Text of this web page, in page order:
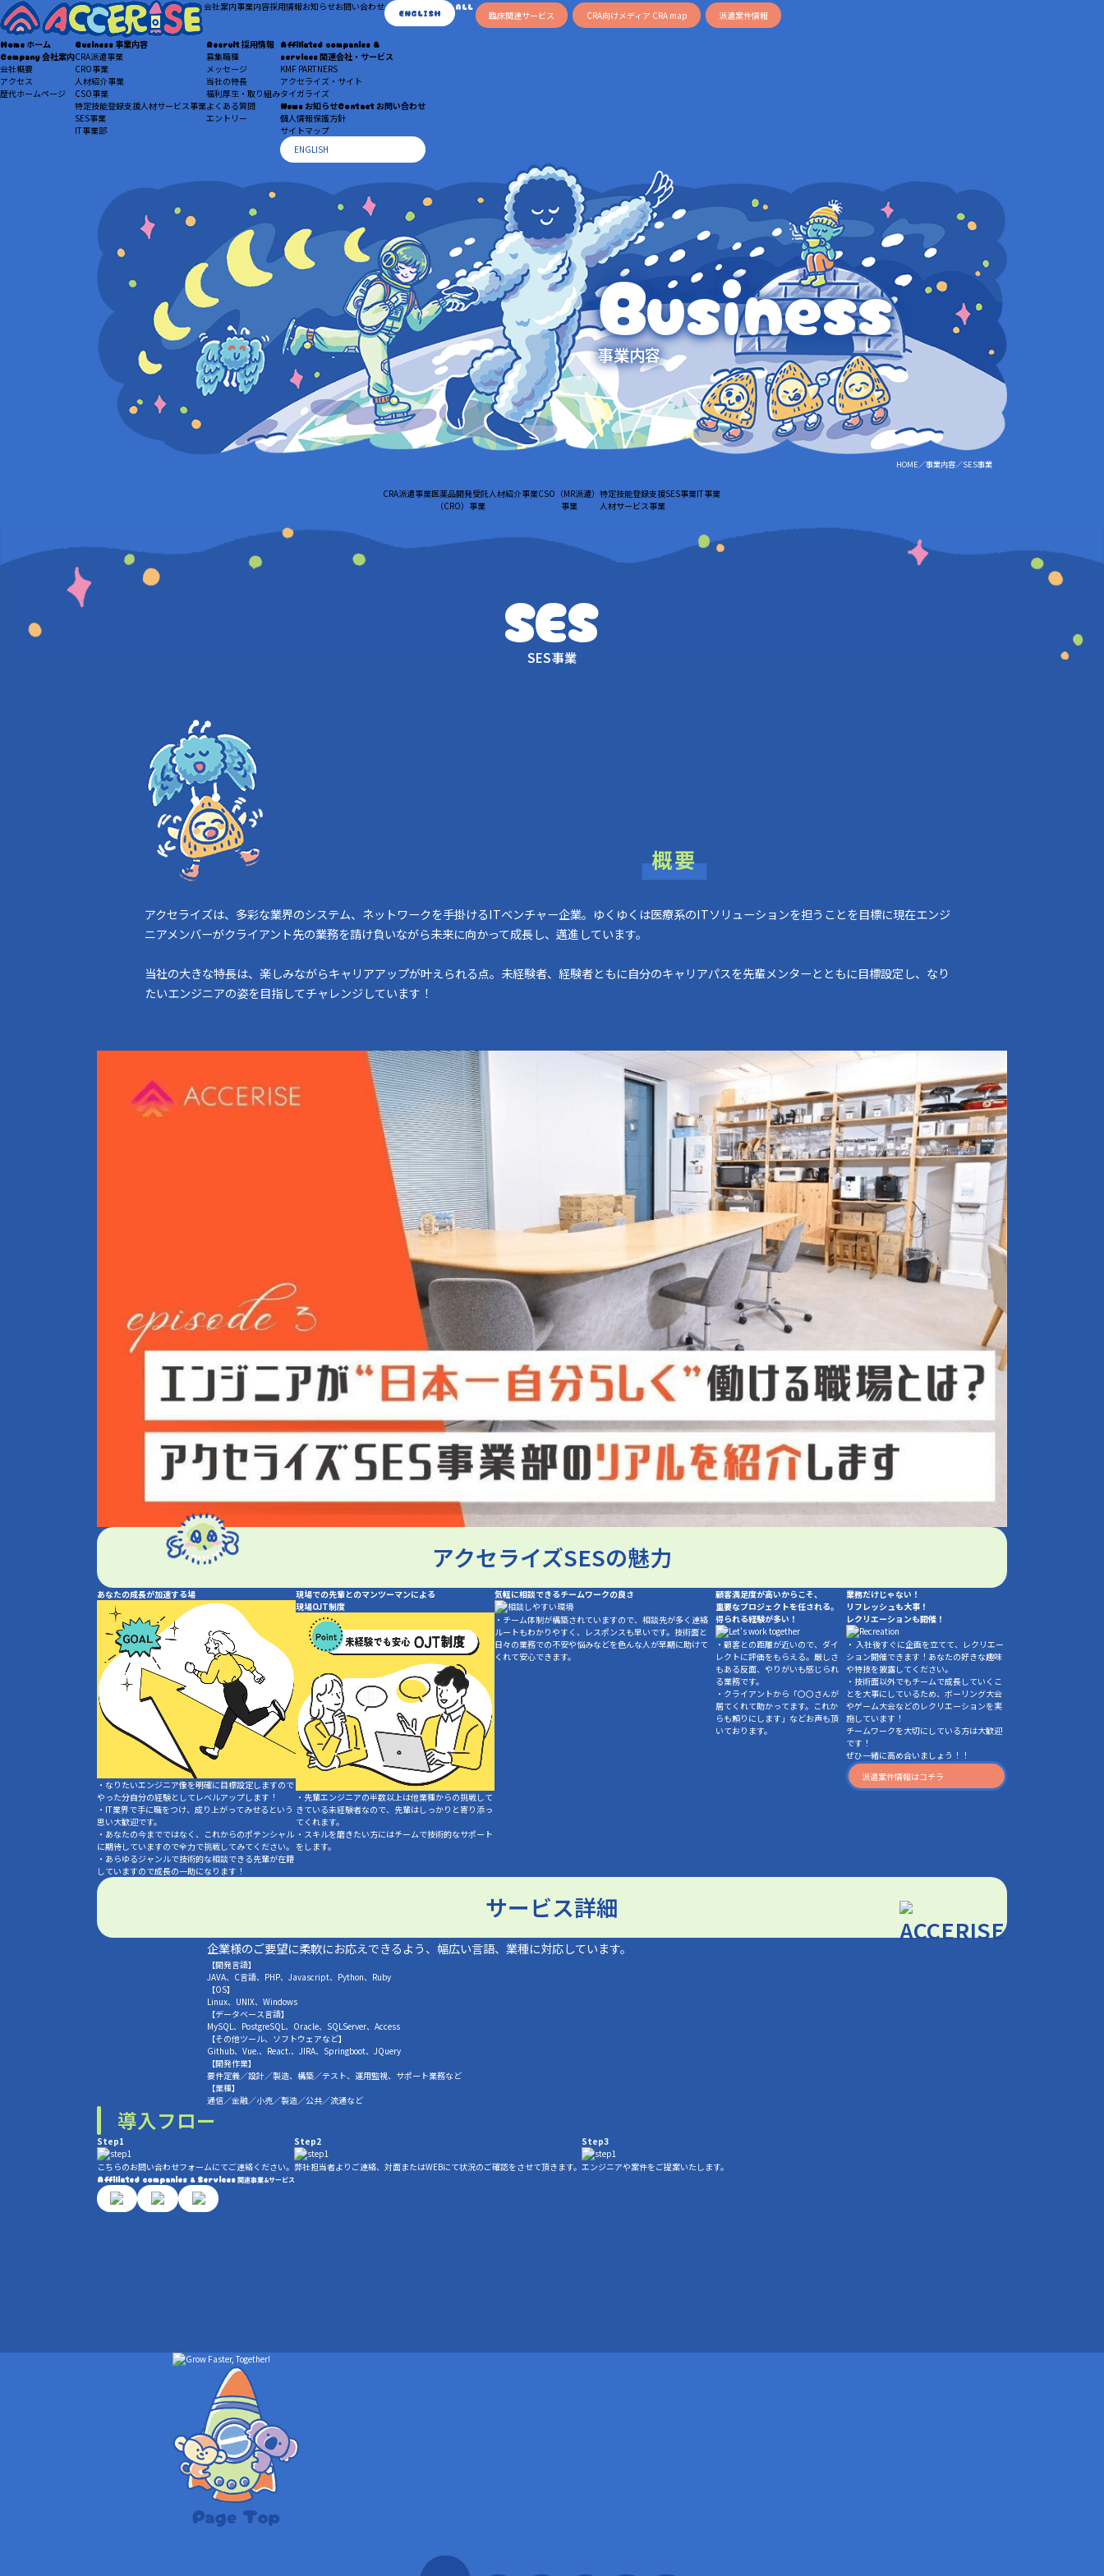
会社案内事業内容採用情報お知らせお問い合わせ
ENGLISH
ALL
臨床関連サービス CRA向けメディア CRA map 派遣案件情報
Home ホーム
Company会社案内
会社概要
アクセス
歴代ホームページ
Business 事業内容
CRA派遣事業
CRO事業
人材紹介事業
CSO事業
特定技能登録支援人材サービス事業
SES事業
IT事業部
Recruit採用情報
募集職種
メッセージ
当社の特長
福利厚生・取り組み
よくある質問
エントリー
Affiliated companies &
services関連会社・サービス
KMF PARTNERS
アクセライズ・サイト
タイガライズ
News お知らせContact お問い合わせ
個人情報保護方針
サイトマップ
ENGLISH
Business
事業内容
HOME 事業内容 SES事業
CRA派遣事業医薬品開発受託
（CRO）事業
人材紹介事業CSO（MR派遣）
事業
特定技能登録支援
人材サービス事業
SES事業IT事業
SES
SES事業
概要
アクセライズは、多彩な業界のシステム、ネットワークを手掛けるITベンチャー企業。ゆくゆくは医療系のITソリューションを担うことを目標に現在エンジ
ニアメンバーがクライアント先の業務を請け負いながら未来に向かって成長し、邁進しています。
当社の大きな特長は、楽しみながらキャリアアップが叶えられる点。未経験者、経験者ともに自分のキャリアパスを先輩メンターとともに目標設定し、なり
たいエンジニアの姿を目指してチャレンジしています！
アクセライズSESの魅力
あなたの成長が加速する場
・なりたいエンジニア像を明確に目標設定しますので
やった分自分の経験としてレベルアップします！
・IT業界で手に職をつけ、成り上がってみせるという
思い大歓迎です。
・あなたの今までではなく、これからのポテンシャル
に期待していますので全力で挑戦してみてください。
・あらゆるジャンルで技術的な相談できる先輩が在籍
していますので成長の一助になります！
現場での先輩とのマンツーマンによる
現場OJT制度
・先輩エンジニアの半数以上は他業種からの挑戦して
きている未経験者なので、先輩はしっかりと寄り添っ
てくれます。
・スキルを磨きたい方にはチームで技術的なサポート
をします。
気軽に相談できるチームワークの良さ
・チーム体制が構築されていますので、相談先が多く連絡
ルートもわかりやすく、レスポンスも早いです。技術面と
日々の業務での不安や悩みなどを色んな人が早期に助けて
くれて安心できます。
顧客満足度が高いからこそ、
重要なプロジェクトを任される。
得られる経験が多い！
・顧客との距離が近いので、ダイ
レクトに評価をもらえる。厳しさ
もある反面、やりがいも感じられ
る業務です。
・クライアントから「〇〇さんが
居てくれて助かってます。これか
らも頼りにします」などお声も頂
いております。
業務だけじゃない！
リフレッシュも大事！
レクリエーションも開催！
・ 入社後すぐに企画を立てて、レクリエー
ション開催できます！あなたの好きな趣味
や特技を披露してください。
・技術面以外でもチームで成長していくこ
とを大事にしているため、ボーリング大会
やゲーム大会などのレクリエーションを実
施しています！
チームワークを大切にしている方は大歓迎
です！
ぜひ一緒に高め合いましょう！！
派遣案件情報はコチラ
サービス詳細
企業様のご要望に柔軟にお応えできるよう、幅広い言語、業種に対応しています。
【開発言語】
JAVA、C言語、PHP、Javascript、Python、Ruby
【OS】
Linux、UNIX、Windows
【データベース言語】
MySQL、PostgreSQL、Oracle、SQLServer、Access
【その他ツール、ソフトウェアなど】
Github、Vue.、React.、JIRA、Springboot、JQuery
【開発作業】
要件定義／設計／製造、構築／テスト、運用監視、サポート業務など
【業種】
通信／金融／小売／製造／公共／流通など
導入フロー
Step1
こちらのお問い合わせフォームにてご連絡ください。
Step2
弊社担当者よりご連絡、対面またはWEBにて状況のご確認をさせて頂きます。
Step3
エンジニアや案件をご提案いたします。
Affiliated companies &Services 関連事業&サービス